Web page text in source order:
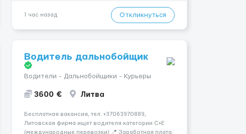
Выполнение малярных работ (шпатлевка,
грунтовка, покраска); - Штукатурные работы ...
1 час назад Откликнуться
Водитель дальнобойщик
Водители - Дальнобойщики - Курьеры
3600 € Литва
Бесплатная вакансия, тел. +37063970889,
Литовская фирма ищет водителя категории C+E
(международные перевозки) 📍 Заработная плата: